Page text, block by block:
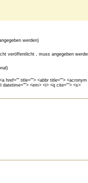
werden)
veröffentlicht , muss angegeben
href="" title=""> <abbr title=""> <acronym
datetime=""> <em> <i> <q cite=""> <s>